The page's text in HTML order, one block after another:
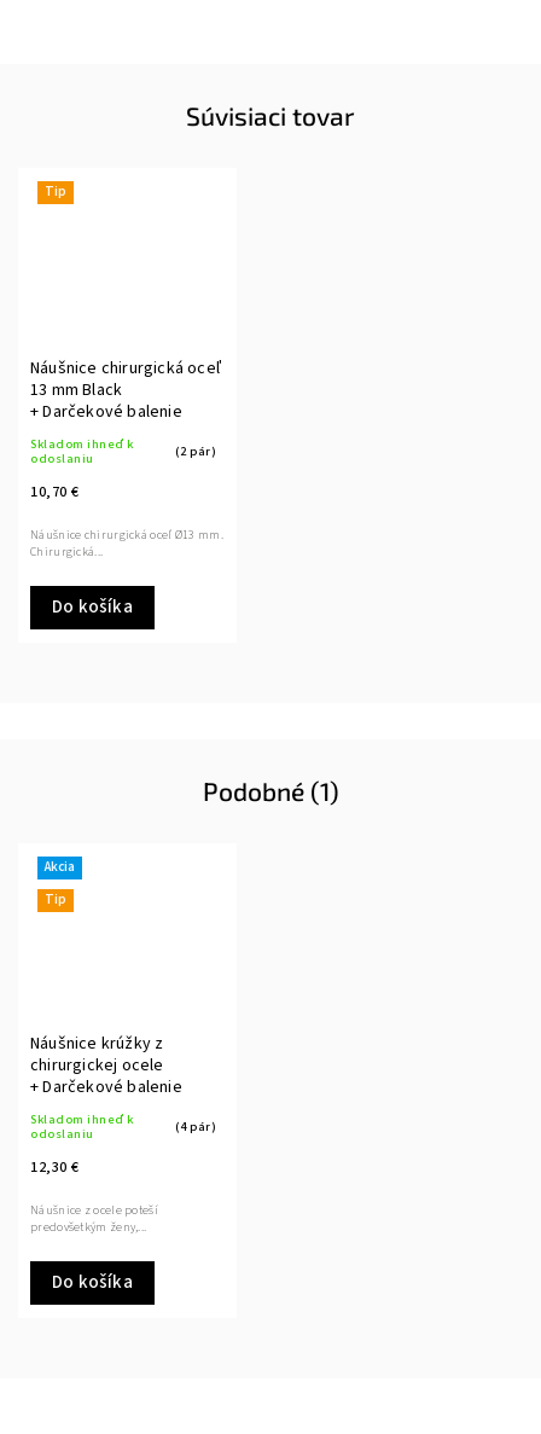
Súvisiaci tovar
Tip
Náušnice chirurgická oceľ
13 mm Black
+ Darčekové balenie
Skladom ihneď k
odoslaniu
(2 pár)
10,70 €
Do košíka
Náušnice chirurgická oceľ Ø13 mm.
Chirurgická...
Podobné (1)
Akcia
Tip
Náušnice krúžky z
chirurgickej ocele
+ Darčekové balenie
Skladom ihneď k
odoslaniu
(4 pár)
12,30 €
Do košíka
Náušnice z ocele poteší
predovšetkým ženy,...